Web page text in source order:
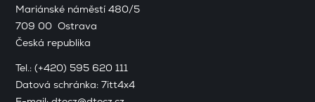
Mariánské náměstí 480/5
709 00 Ostrava
Česká republika
Tel.:(+420) 595 620 111
Datová schránka: 7itt4x4